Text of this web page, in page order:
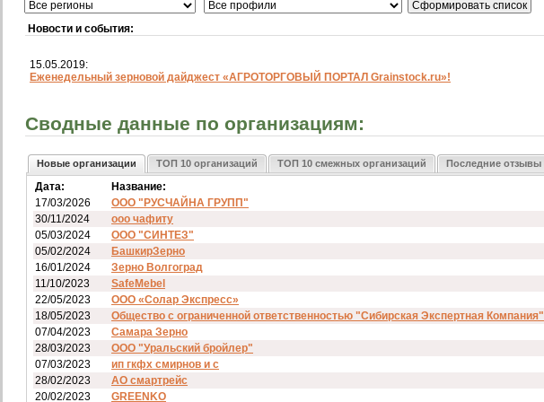
Новости и события:
15.05.2019:
Еженедельный зерновой дайджест «АГРОТОРГОВЫЙ ПОРТАЛ Grainstock.ru»!
Сводные данные по организациям:
Новые организации ТОП 10 организаций ТОП 10 смежных организаций Последние отзывы
Дата: Название:
17/03/2026
ООО "РУСЧАЙНА ГРУПП"
30/11/2024
ооо чафиту
05/03/2024
ООО "СИНТЕЗ"
05/02/2024
БашкирЗерно
16/01/2024
Зерно Волгоград
11/10/2023
SafeMebel
22/05/2023
ООО «Солар Экспресс»
18/05/2023
Общество с ограниченной ответственностью "Сибирская Экспертная Компания"
07/04/2023
Самара Зерно
28/03/2023
ООО "Уральский бройлер"
07/03/2023
ип гкфх смирнов и с
28/02/2023
АО смартрейс
20/02/2023
GREENKO